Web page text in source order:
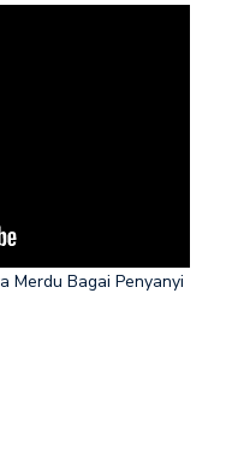
Merdu Bagai Penyanyi